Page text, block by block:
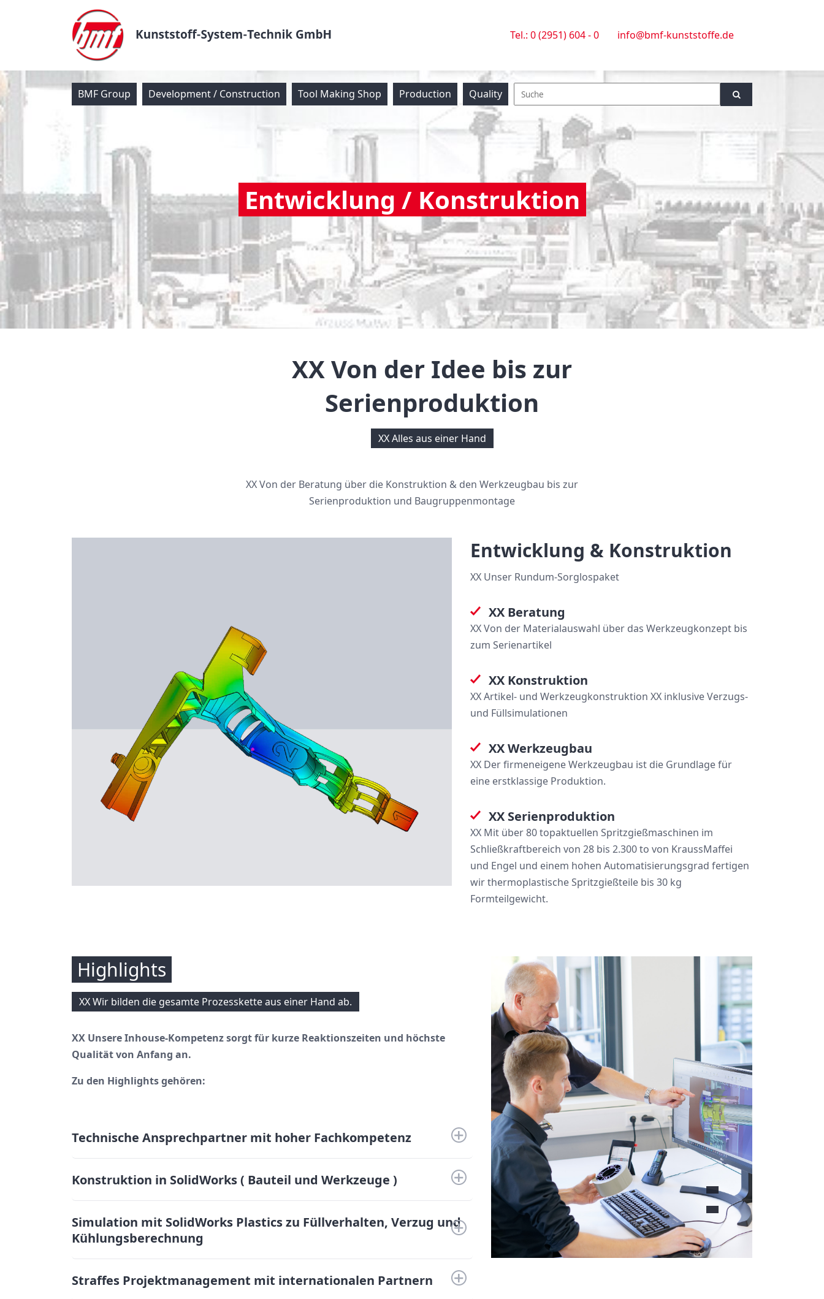
Tel.: 0 (2951) 604 - 0 info@bmf-kunststoffe.de
BMF Group Development / Construction Tool Making Shop Production Quality
Entwicklung / Konstruktion
XX Von der Idee bis zur
Serienproduktion
XX Alles aus einer Hand
XX Von der Beratung über die Konstruktion & den Werkzeugbau bis zur
Serienproduktion und Baugruppenmontage
Entwicklung & Konstruktion
XX Unser Rundum-Sorglospaket
XX Beratung
XX Von der Materialauswahl über das Werkzeugkonzept bis
zum Serienartikel
XX Konstruktion
XX Artikel- und Werkzeugkonstruktion XX inklusive Verzugs-
und Füllsimulationen
XX Werkzeugbau
XX Der firmeneigene Werkzeugbau ist die Grundlage für
eine erstklassige Produktion.
XX Serienproduktion
XX Mit über 80 topaktuellen Spritzgießmaschinen im
Schließkraftbereich von 28 bis 2.300 to von KraussMaffei
und Engel und einem hohen Automatisierungsgrad fertigen
wir thermoplastische Spritzgießteile bis 30 kg
Formteilgewicht.
Highlights
XX Wir bilden die gesamte Prozesskette aus einer Hand ab.
XX Unsere Inhouse-Kompetenz sorgt für kurze Reaktionszeiten und höchste
Qualität von Anfang an.
Zu den Highlights gehören:
Technische Ansprechpartner mit hoher Fachkompetenz
Konstruktion in SolidWorks ( Bauteil und Werkzeuge )
Simulation mit SolidWorks Plastics zu Füllverhalten, Verzug und
Kühlungsberechnung
Straffes Projektmanagement mit internationalen Partnern